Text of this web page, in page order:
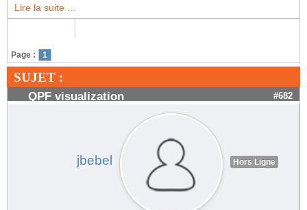
Lire la suite ...
Page : 1
SUJET :
QPF visualization #682
jbebel Hors Ligne